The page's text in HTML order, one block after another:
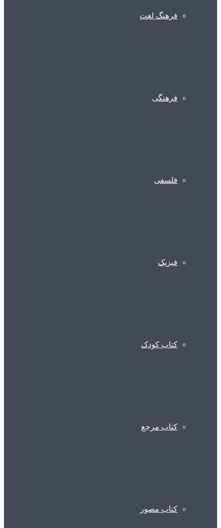
فرهنگ لغت
فرهنگی
فلسفی
فیزیک
کتاب کودک
کتاب مرجع
کتاب مصور